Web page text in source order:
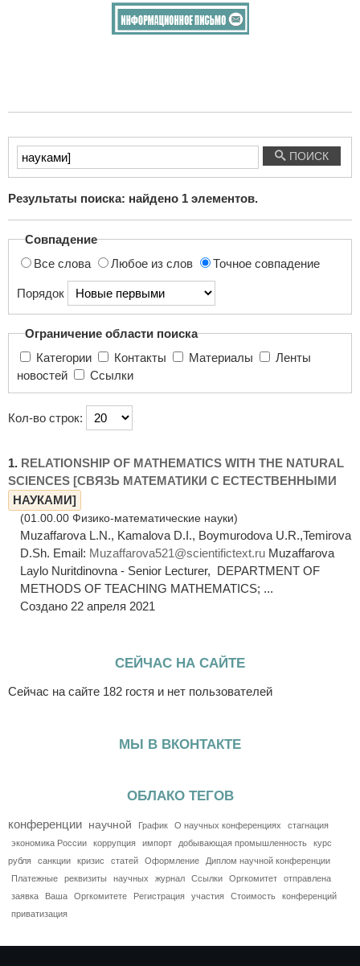
Введите
текст
поиска...
ПОИСК
Результаты поиска: найдено 1 элементов.
Совпадение
Все слова
Любое из слов Точное совпадение
Порядок
Ограничение области поиска
Категории
Контакты Материалы
новостей
Ссылки
Кол-во строк:
1. RELATIONSHIP OF MATHEMATICS WITH THE NATURAL
SCIENCES [СВЯЗЬ МАТЕМАТИКИ С ЕСТЕСТВЕННЫМИ
НАУКАМИ]
(01.00.00 Физико-математические науки)
Muzaffarova L.N., Kamalova D.I., Boymurodova U.R.,Temirova
D.Sh. Email: Muzaffarova521@scientifictext.ru Muzaffarova
Laylo Nuritdinovna - Senior Lecturer, DEPARTMENT OF
METHODS OF TEACHING MATHEMATICS; ...
Создано 22 апреля 2021
СЕЙЧАС НА САЙТЕ
Сейчас на сайте 182 гостя и нет пользователей
МЫ В ВКОНТАКТЕ
ОБЛАКО ТЕГОВ
конференции научной График О научных конференциях
стагнация
экономика России
коррупция импорт добывающая промышленность
курс
рубля
санкции кризис статей Оформление
Диплом научной конференции
Платежные
реквизиты научных журнал Ссылки Оргкомитет
отправлена
заявка
Ваша Оргкомитете Регистрация участия Стоимость
конференций
приватизация